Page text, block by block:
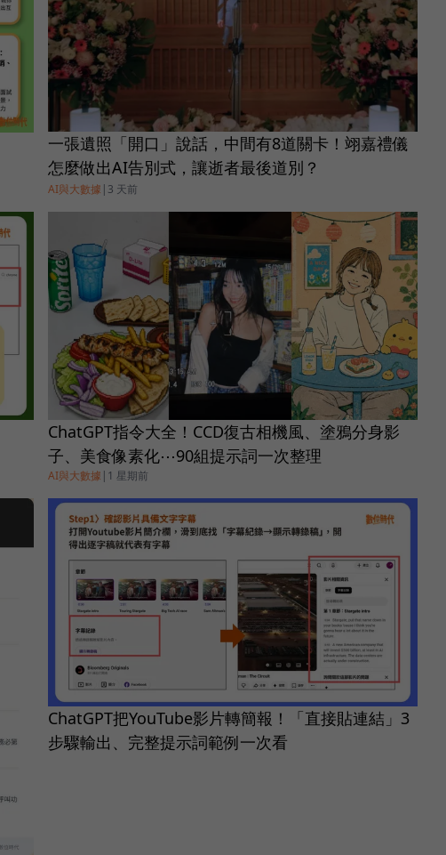
一張遺照「開口」說話，中間有8道關卡！翊嘉禮儀
怎麼做出AI告別式，讓逝者最後道別？
AI與大數據 | 3 天前
ChatGPT指令大全！CCD復古相機風、塗鴉分身影
子、美食像素化⋯90組提示詞一次整理
AI與大數據 | 1 星期前
ChatGPT把YouTube影片轉簡報！「直接貼連結」3
步驟輸出、完整提示詞範例一次看